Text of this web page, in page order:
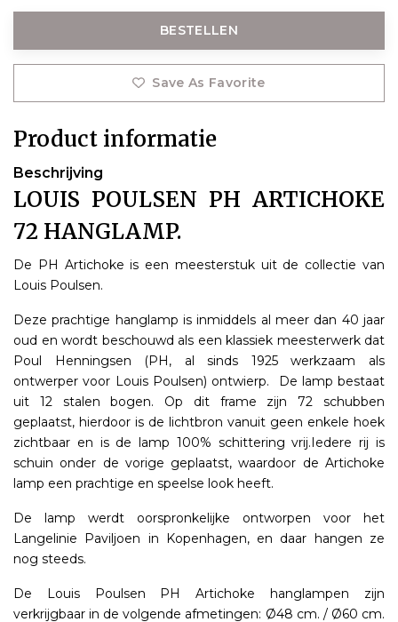
BESTELLEN
Save As Favorite
Product informatie
Beschrijving
LOUIS POULSEN PH ARTICHOKE
72 HANGLAMP.
De PH Artichoke is een meesterstuk uit de collectie van
Louis Poulsen.
Deze prachtige hanglamp is inmiddels al meer dan 40 jaar
oud en wordt beschouwd als een klassiek meesterwerk dat
Poul Henningsen (PH, al sinds 1925 werkzaam als
ontwerper voor Louis Poulsen) ontwierp. De lamp bestaat
uit 12 stalen bogen. Op dit frame zijn 72 schubben
geplaatst, hierdoor is de lichtbron vanuit geen enkele hoek
zichtbaar en is de lamp 100% schittering vrij.Iedere rij is
schuin onder de vorige geplaatst, waardoor de Artichoke
lamp een prachtige en speelse look heeft.
De lamp werdt oorspronkelijke ontworpen voor het
Langelinie Paviljoen in Kopenhagen, en daar hangen ze
nog steeds.
De Louis Poulsen PH Artichoke hanglampen zijn
verkrijgbaar in de volgende afmetingen: Ø48 cm. / Ø60 cm.